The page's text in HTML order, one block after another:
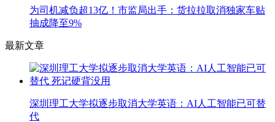
为司机减负超13亿！市监局出手：货拉拉取消独家车贴
抽成降至9%
最新文章
深圳理工大学拟逐步取消大学英语：AI人工智能已可替
代